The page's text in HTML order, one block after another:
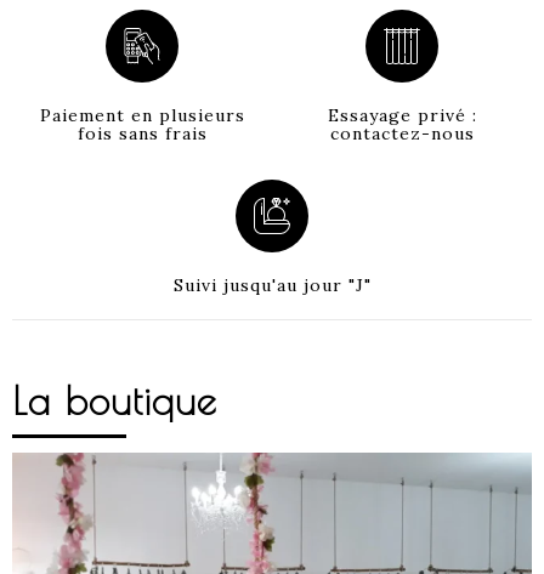
Paiement en plusieurs
fois sans frais
Essayage privé :
contactez-nous
Suivi jusqu'au jour "J"